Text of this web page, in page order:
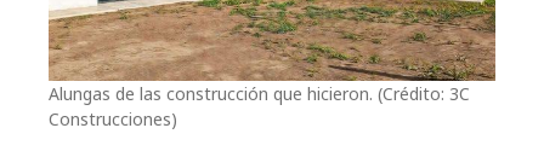
Alungas de las construcción que hicieron. (Crédito: 3C
Construcciones)